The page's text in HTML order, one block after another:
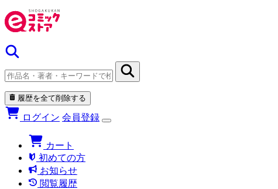
履歴を全て削除する
ログイン 会員登録
カート
初めての方
お知らせ
閲覧履歴